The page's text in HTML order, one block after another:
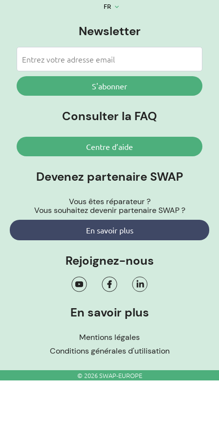
FR keyboard_arrow_down
Newsletter
S'abonner
Consulter la FAQ
Centre d’aide
Devenez partenaire SWAP
Vous êtes réparateur ?
Vous souhaitez devenir partenaire SWAP ?
En savoir plus
Rejoignez-nous
En savoir plus
Mentions légales
Conditions générales d'utilisation
© 2026 SWAP-EUROPE